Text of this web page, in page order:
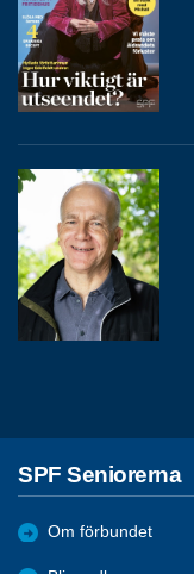
SPF Seniorerna
Om förbundet